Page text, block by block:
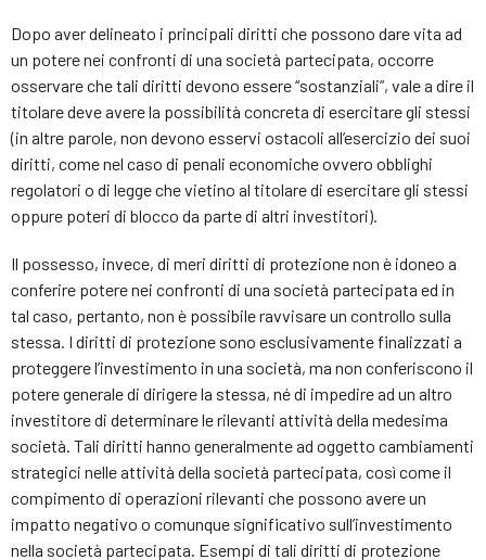
Dopo aver delineato i principali diritti che possono dare vita ad
un potere nei confronti di una società partecipata, occorre
osservare che tali diritti devono essere “sostanziali”, vale a dire il
titolare deve avere la possibilità concreta di esercitare gli stessi
(in altre parole, non devono esservi ostacoli all’esercizio dei suoi
diritti, come nel caso di penali economiche ovvero obblighi
regolatori o di legge che vietino al titolare di esercitare gli stessi
oppure poteri di blocco da parte di altri investitori).
Il possesso, invece, di meri diritti di protezione non è idoneo a
conferire potere nei confronti di una società partecipata ed in
tal caso, pertanto, non è possibile ravvisare un controllo sulla
stessa. I diritti di protezione sono esclusivamente finalizzati a
proteggere l’investimento in una società, ma non conferiscono il
potere generale di dirigere la stessa, né di impedire ad un altro
investitore di determinare le rilevanti attività della medesima
società. Tali diritti hanno generalmente ad oggetto cambiamenti
strategici nelle attività della società partecipata, così come il
compimento di operazioni rilevanti che possono avere un
impatto negativo o comunque significativo sull’investimento
nella società partecipata. Esempi di tali diritti di protezione